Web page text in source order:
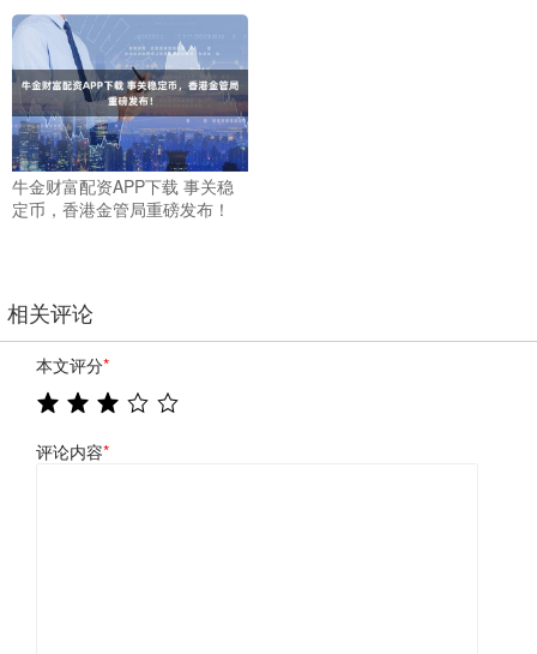
牛金财富配资APP下载 事关稳
定币，香港金管局重磅发布！
相关评论
本文评分*
评论内容*